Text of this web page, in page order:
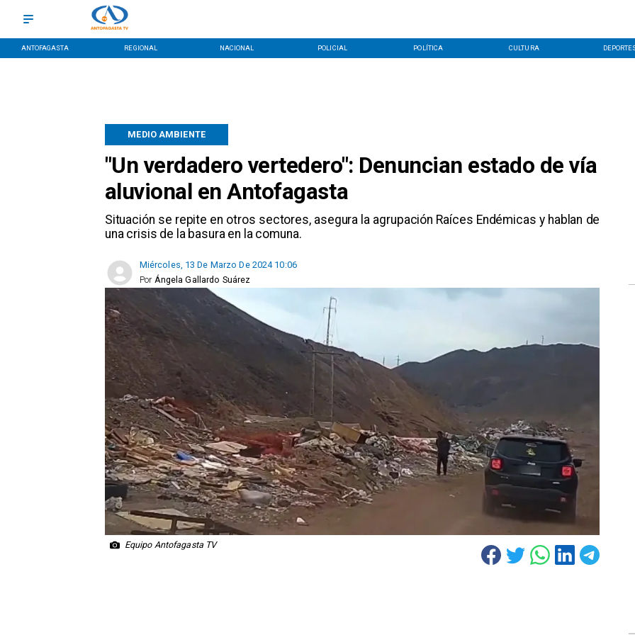
ANTOFAGASTA REGIONAL NACIONAL POLICIAL POLÍTICA CULTURA
"Un verdadero vertedero": Denuncian estado de vía
aluvional en Antofagasta
Situación se repite en otros sectores, asegura la agrupación Raíces Endémicas y hablan de
una crisis de la basura en la comuna.
MEDIO AMBIENTE
Miércoles, 13 De Marzo De 2024 10:06
Ángela Gallardo Suárez
Por
Equipo Antofagasta TV